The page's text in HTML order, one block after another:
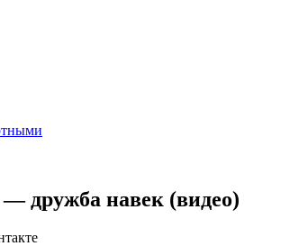
— дружба навек (видео)